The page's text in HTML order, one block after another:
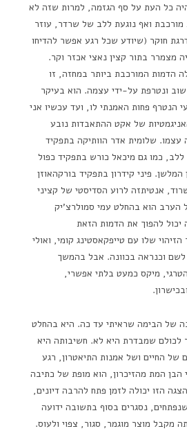
היה כל העת על סף הגזמה, למרות שזה לא
מורכבת ואף נוגעת ללב של שרדר, עוזר
חוקר (שיודע שכל רגע אפשר להדיחו
מצמרר בתור קצין נאצי אכזר וקר.
הדמות המורכבת ביותר במחזה, זו
ונטרפת על-ידי עצמה. הוא בעיקר
הנטרף פחות האמנתי לו, ועד עכשיו אני
של אקט ההתאבדות נובע
שלומית אדר הוותיקה בתפקיד
ללב, כמו גם מיכאל כורש בתפקיד כפול
פיני קידרון בתפקיד בורקהאוזן
אנטיתזה לרוע הסדיסטי של קציני
הערב הוא בהחלט עמי סמולרצ'יק
יכול להפוך את הדמות הזאת
שלו עם טייפקאסטינג קומי, ואולי
וכנראה בכוונה. אבל בהמשך
מיקס כמעט בלתי אפשרי,
של הבימה שראיתי עד כה. היא בהחלט
לכולם שמבדרת היא לא. חשיבותה היא
של החיים ושל אמנות התיאטרון, רגע
הבן המת מהזיכרון, הוא מופת של כתיבה
הזו יכולה לזמן פתח להרבה דיונים,
נסגרים בסוף בתשובה ידועה
מוצר מוגמר, סגור, צפוי ולעוס.